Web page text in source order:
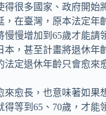
得很多國家、政府開始
，在臺灣，原本法定年
慢慢增加到65歲才能請
本，甚至計畫將退休年
法定退休年齡只會愈來
來愈長，也意味著如果
得等到65、70歲，才能